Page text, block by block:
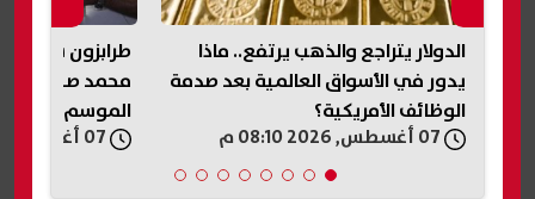
الدولار يتراجع والذهب يرتفع.. ماذا
يدور في الأسواق العالمية بعد صدمة
الوظائف الأمريكية؟
طرابزون سبور
محمد صلاح
الموسم